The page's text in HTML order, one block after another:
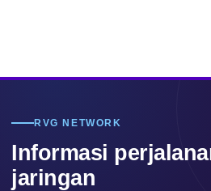
RVG NETWORK
Informasi
jaringan